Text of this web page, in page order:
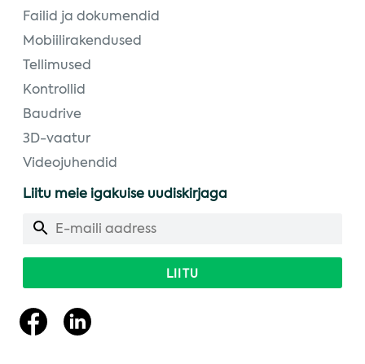
Failid ja dokumendid
Mobiilirakendused
Tellimused
Kontrollid
Baudrive
3D-vaatur
Videojuhendid
Liitu meie igakuise uudiskirjaga